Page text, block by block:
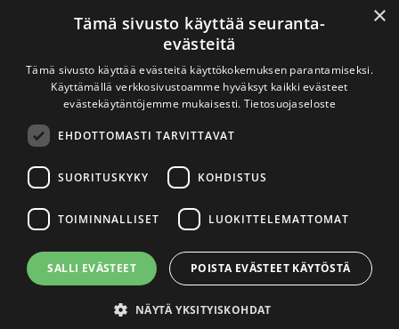
Nikotiinituotteiden ostoikäraja 20 vuoteen.
Savuton Suomi 2030
Savuton Suomi 2030 -verkoston toiminnan
tavoitteena on tupakaton ja nikotiiniton Suomi.
Yhteystiedot
Tietosuojaseloste
×
Tämä sivusto käyttää seuranta-
evästeitä
Tämä sivusto käyttää evästeitä käyttökokemuksen parantamiseksi.
Käyttämällä verkkosivustoamme hyväksyt kaikki evästeet
evästekäytäntöjemme mukaisesti. Tietosuojaseloste
EHDOTTOMASTI TARVITTAVAT
SUORITUSKYKY KOHDISTUS
TOIMINNALLISET LUOKITTELEMATTOMAT
SALLI EVÄSTEET POISTA EVÄSTEET KÄYTÖSTÄ
NÄYTÄ YKSITYISKOHDAT